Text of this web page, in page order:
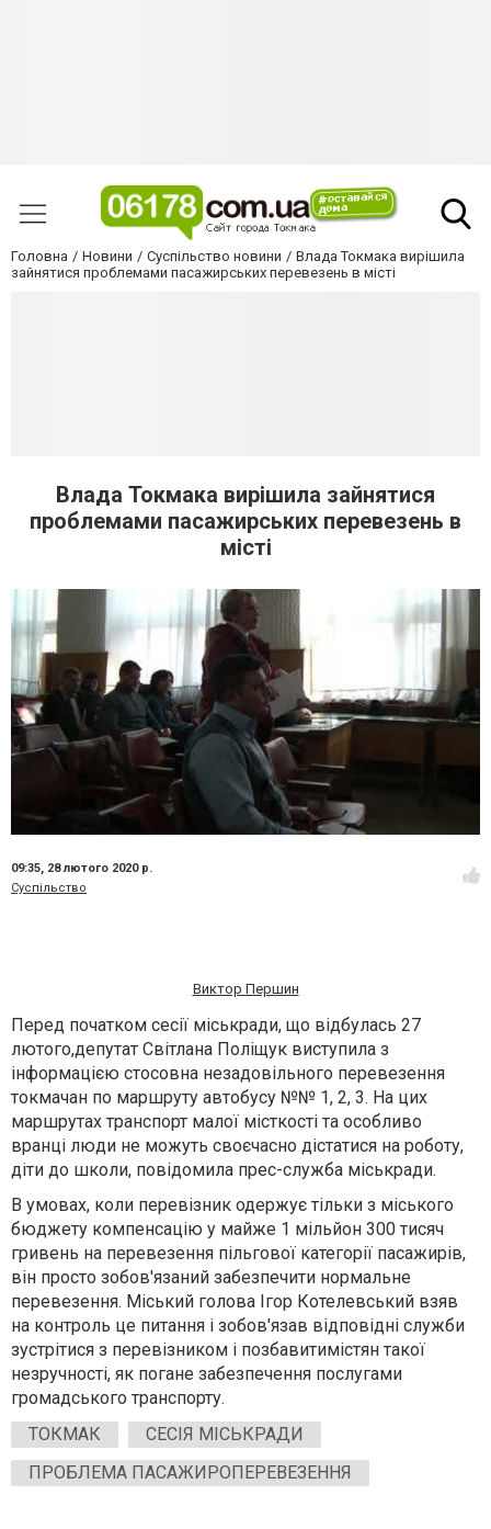
Головна Новини Суспільство новини
Влада Токмака вирішила
зайнятися проблемами пасажирських перевезень в місті
Влада Токмака вирішила зайнятися
проблемами пасажирських перевезень в
місті
09:35, 28 лютого 2020 р.
Суспільство
Виктор Першин
Перед початком сесії міськради, що відбулась 27
лютого,депутат Світлана Поліщук виступила з
інформацією стосовна незадовільного перевезення
токмачан по маршруту автобусу №№ 1, 2, 3. На цих
маршрутах транспорт малої місткості та особливо
вранці люди не можуть своєчасно дістатися на роботу,
діти до школи, повідомила прес-служба міськради.
В умовах, коли перевізник одержує тільки з міського
бюджету компенсацію у майже 1 мільйон 300 тисяч
гривень на перевезення пільгової категорії пасажирів,
він просто зобов'язаний забезпечити нормальне
перевезення. Міський голова Ігор Котелевський взяв
на контроль це питання і зобов'язав відповідні служби
зустрітися з перевізником і позбавитимістян такої
незручності, як погане забезпечення послугами
громадського транспорту.
ТОКМАК
СЕСІЯ МІСЬКРАДИ
ПРОБЛЕМА ПАСАЖИРОПЕРЕВЕЗЕННЯ